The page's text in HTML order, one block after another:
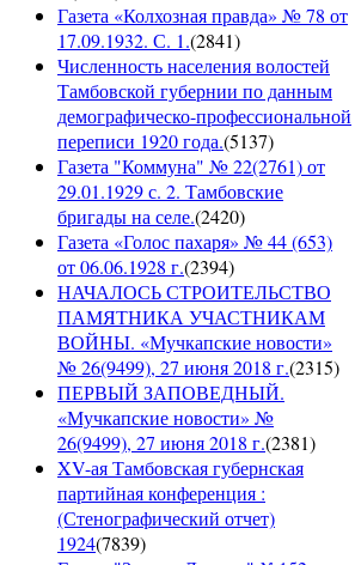
Газета «Колхозная правда» № 78 от
17.09.1932. С. 1.(2841)
Численность населения волостей
Тамбовской губернии по данным
демографическо-профессиональной
переписи 1920 года.(5137)
Газета "Коммуна" № 22(2761) от
29.01.1929 с. 2. Тамбовские
бригады на селе.(2420)
Газета «Голос пахаря» № 44 (653)
от 06.06.1928 г.(2394)
НАЧАЛОСЬ СТРОИТЕЛЬСТВО
ПАМЯТНИКА УЧАСТНИКАМ
ВОЙНЫ. «Мучкапские новости»
№ 26(9499), 27 июня 2018 г.(2315)
ПЕРВЫЙ ЗАПОВЕДНЫЙ.
«Мучкапские новости» №
26(9499), 27 июня 2018 г.(2381)
XV-ая Тамбовская губернская
партийная конференция :
(Стенографический отчет)
1924(7839)